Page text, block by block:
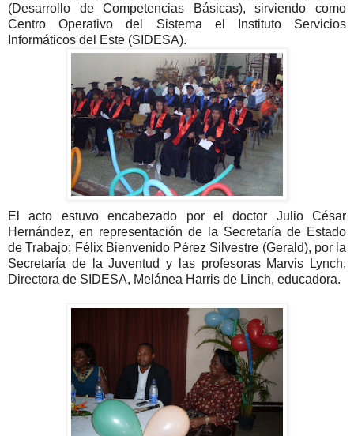
(Desarrollo de Competencias Básicas), sirviendo como
Centro Operativo del Sistema el Instituto Servicios
Informáticos del Este (SIDESA).
El acto estuvo encabezado por el doctor Julio César
Hernández, en representación de la Secretaría de Estado
de Trabajo; Félix Bienvenido Pérez Silvestre (Gerald), por la
Secretaría de la Juventud y las profesoras Marvis Lynch,
Directora de SIDESA, Melánea Harris de Linch, educadora.